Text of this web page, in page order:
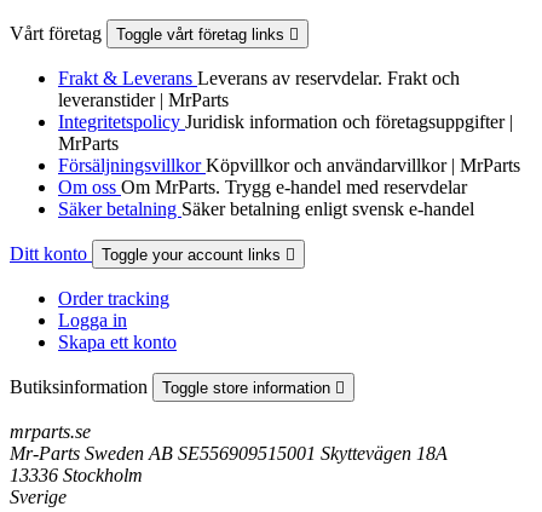
Vårt företag Toggle vårt företag links 
Frakt & Leverans Leverans av reservdelar. Frakt och
leveranstider | MrParts
Integritetspolicy Juridisk information och företagsuppgifter |
MrParts
FörsäljningsvillkorKöpvillkor och användarvillkor | MrParts
Om oss Om MrParts. Trygg e-handel med reservdelar
Säker betalning Säker betalning enligt svensk e-handel
Ditt konto Toggle your account links 
Order tracking
Logga in
Skapa ett konto
Butiksinformation Toggle store information 
mrparts.se
Mr-Parts Sweden AB SE556909515001 Skyttevägen 18A
13336 Stockholm
Sverige